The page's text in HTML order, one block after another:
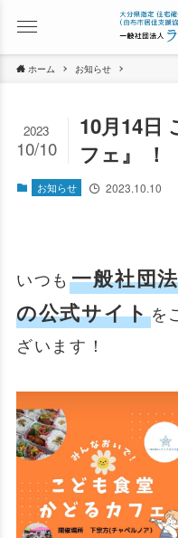
ホーム お知らせ
10月14日
フェ』 ！
2023
10/10
お知らせ 2023.10.10
いつも一般社団
の公式サイトを
ざいます！